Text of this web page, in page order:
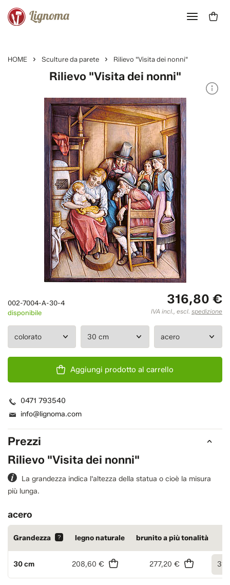
HOME Sculture da parete Rilievo "Visita dei nonni"
Prezzi
Rilievo "Visita dei nonni"
La grandezza indica l'altezza della statua o cioè la misura
più lunga.
acero
Grandezza ? legno naturale brunito a più tonalità
30 cm 208,60 € 277,20 €
Rilievo "Visita dei nonni"
316,80 €
IVA incl., escl. spedizione
002-7004-A-30-4
disponibile
Aggiungi prodotto al carrello
0471 793540
info@lignoma.com